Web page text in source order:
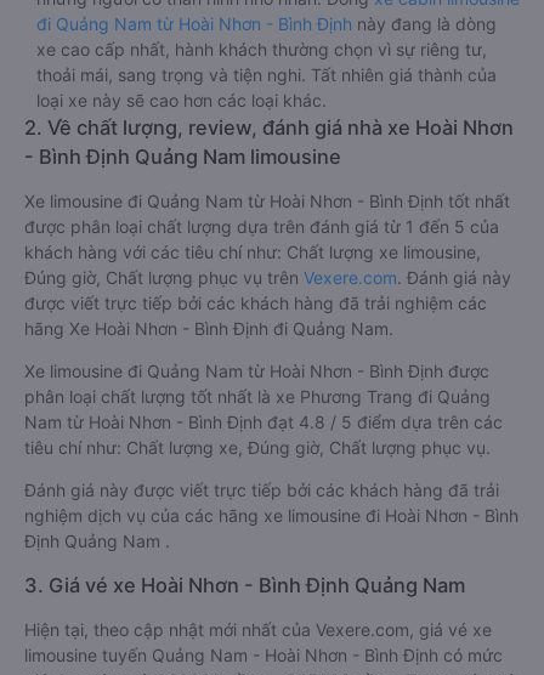
đi Quảng Nam từ Hoài Nhơn - Bình Định này đang là dòng
xe cao cấp nhất, hành khách thường chọn vì sự riêng tư,
thoải mái, sang trọng và tiện nghi. Tất nhiên giá thành của
loại xe này sẽ cao hơn các loại khác.
2. Về chất lượng, review, đánh giá nhà xe Hoài Nhơn
- Bình Định Quảng Nam limousine
Xe limousine đi Quảng Nam từ Hoài Nhơn - Bình Định tốt nhất
được phân loại chất lượng dựa trên đánh giá từ 1 đến 5 của
khách hàng với các tiêu chí như: Chất lượng xe limousine,
Đúng giờ, Chất lượng phục vụ trên Vexere.com. Đánh giá này
được viết trực tiếp bởi các khách hàng đã trải nghiệm các
hãng Xe Hoài Nhơn - Bình Định đi Quảng Nam.
Xe limousine đi Quảng Nam từ Hoài Nhơn - Bình Định được
phân loại chất lượng tốt nhất là xe Phương Trang đi Quảng
Nam từ Hoài Nhơn - Bình Định đạt 4.8 / 5 điểm dựa trên các
tiêu chí như: Chất lượng xe, Đúng giờ, Chất lượng phục vụ.
Đánh giá này được viết trực tiếp bởi các khách hàng đã trải
nghiệm dịch vụ của các hãng xe limousine đi Hoài Nhơn - Bình
Định Quảng Nam .
3. Giá vé xe Hoài Nhơn - Bình Định Quảng Nam
Hiện tại, theo cập nhật mới nhất của Vexere.com, giá vé xe
limousine tuyến Quảng Nam - Hoài Nhơn - Bình Định có mức